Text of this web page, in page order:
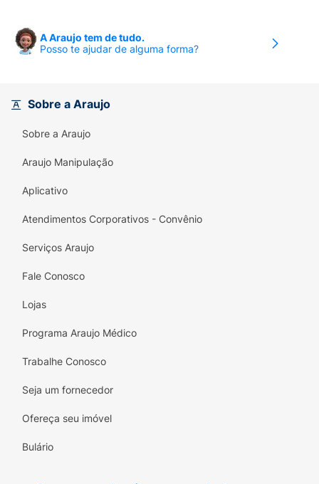
Ingredientes:
A Araujo tem de tudo.
Posso te ajudar de alguma forma?
Sobre a Araujo
Sobre a Araujo
Araujo Manipulação
Aplicativo
Atendimentos Corporativos - Convênio
Serviços Araujo
Fale Conosco
Lojas
Programa Araujo Médico
Trabalhe Conosco
Seja um fornecedor
Ofereça seu imóvel
Bulário